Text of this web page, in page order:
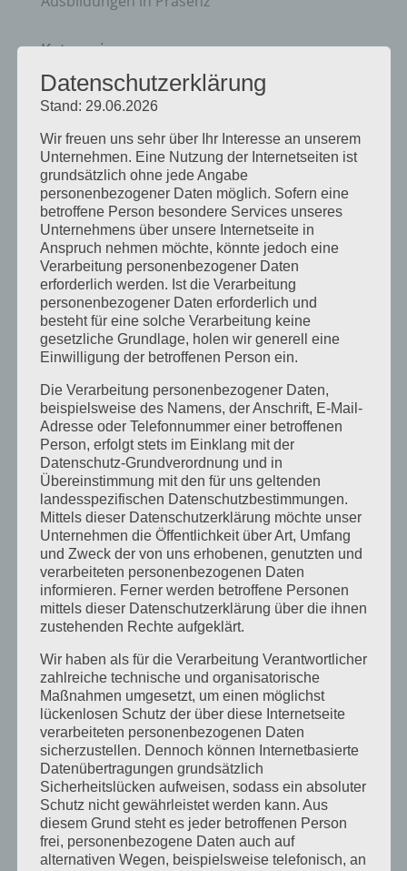
Kategorien
Allgemein
Ausbildung
Heilpraktikergesetz
Heilpratkiker für Psychotherapie
Infos
Messe
Presse
Prüfung
Termine
Vortagsreihe
Vorträge
Archiv
Juni 2026
März 2026
Januar 2026
Dezember 2025
April 2025
März 2025
Februar 2025
Januar 2025
Dezember 2024
September 2024
August 2024
Datenschutzerklärung
Stand: 29.06.2026
Wir freuen uns sehr über Ihr Interesse an unserem
Unternehmen. Eine Nutzung der Internetseiten ist
grundsätzlich ohne jede Angabe
personenbezogener Daten möglich. Sofern eine
betroffene Person besondere Services unseres
Unternehmens über unsere Internetseite in
Anspruch nehmen möchte, könnte jedoch eine
Verarbeitung personenbezogener Daten
erforderlich werden. Ist die Verarbeitung
personenbezogener Daten erforderlich und
besteht für eine solche Verarbeitung keine
gesetzliche Grundlage, holen wir generell eine
Einwilligung der betroffenen Person ein.
Die Verarbeitung personenbezogener Daten,
beispielsweise des Namens, der Anschrift, E-Mail-
Adresse oder Telefonnummer einer betroffenen
Person, erfolgt stets im Einklang mit der
Datenschutz-Grundverordnung und in
Übereinstimmung mit den für uns geltenden
landesspezifischen Datenschutzbestimmungen.
Mittels dieser Datenschutzerklärung möchte unser
Unternehmen die Öffentlichkeit über Art, Umfang
und Zweck der von uns erhobenen, genutzten und
verarbeiteten personenbezogenen Daten
informieren. Ferner werden betroffene Personen
mittels dieser Datenschutzerklärung über die ihnen
zustehenden Rechte aufgeklärt.
Wir haben als für die Verarbeitung Verantwortlicher
zahlreiche technische und organisatorische
Maßnahmen umgesetzt, um einen möglichst
lückenlosen Schutz der über diese Internetseite
verarbeiteten personenbezogenen Daten
sicherzustellen. Dennoch können Internetbasierte
Datenübertragungen grundsätzlich
Sicherheitslücken aufweisen, sodass ein absoluter
Schutz nicht gewährleistet werden kann. Aus
diesem Grund steht es jeder betroffenen Person
frei, personenbezogene Daten auch auf
alternativen Wegen, beispielsweise telefonisch, an